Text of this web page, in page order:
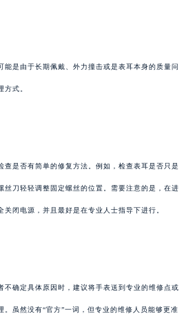
能是由于长期佩戴、外力撞击或是表耳本身的质量问
方式。
查是否有简单的修复方法。例如，检查表耳是否只是
丝刀轻轻调整固定螺丝的位置。需要注意的是，在进
闭电源，并且最好是在专业人士指导下进行。
不确定具体原因时，建议将手表送到专业的维修点或
。虽然没有“官方”一词，但专业的维修人员能够更准